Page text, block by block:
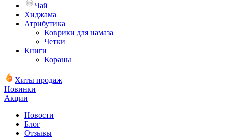
Чай
Хиджама
Атрибутика
Коврики для намаза
Четки
Книги
Кораны
Хиты продаж
Новинки
Акции
Новости
Блог
Отзывы